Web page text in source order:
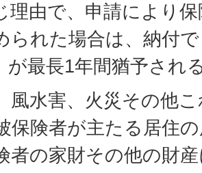
理由で、申請により
られた場合は、納付
が最長1年間猶予され
風水害、火災その他
保険者が主たる居住
者の家財その他の財